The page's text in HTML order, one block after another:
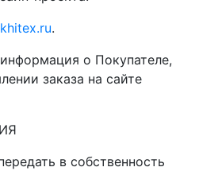
.
о Покупателе,
заказа на сайте
в собственность